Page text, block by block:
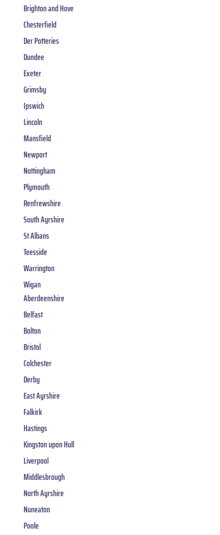
Brighton and Hove
Chesterfield
Der Potteries
Dundee
Exeter
Grimsby
Ipswich
Lincoln
Mansfield
Newport
Nottingham
Plymouth
Renfrewshire
South Ayrshire
St Albans
Teesside
Warrington
Wigan
Aberdeenshire
Belfast
Bolton
Bristol
Colchester
Derby
East Ayrshire
Falkirk
Hastings
Kingston upon Hull
Liverpool
Middlesbrough
North Ayrshire
Nuneaton
Poole